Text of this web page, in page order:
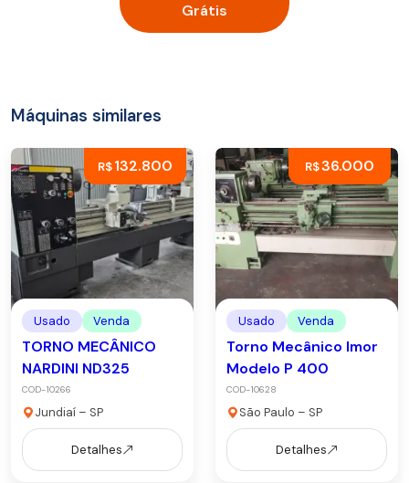
Grátis
Máquinas similares
R$132.800
Usado Venda
TORNO MECÂNICO
NARDINI ND325
COD-10266
Jundiaí – SP
Detalhes
R$36.000
Usado Venda
Torno Mecânico Imor
Modelo P 400
COD-10628
São Paulo – SP
Detalhes